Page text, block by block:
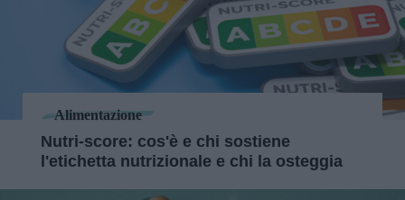
Alimentazione
Nutri-score: cos'è e chi sostiene
l'etichetta nutrizionale e chi la osteggia